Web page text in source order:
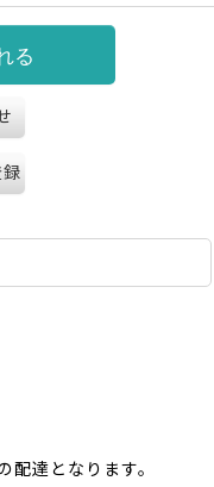
る
配達となります。